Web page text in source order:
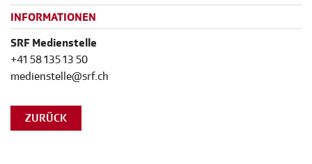
INFORMATIONEN
SRF Medienstelle
+41 58 135 13 50
medienstelle@srf.ch
ZURÜCK